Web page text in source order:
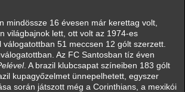
mindössze 16 évesen már kerettag volt,
világbajnok lett, ott volt az 1974-es
51 meccsen 12 gólt szerzett.
Az FC Santosban tíz éven
. A brazil klubcsapat színeiben 183 gólt
kupagyőzelmet ünnepelhetett, egyszer
során játszott még a Corinthians, a mexikói